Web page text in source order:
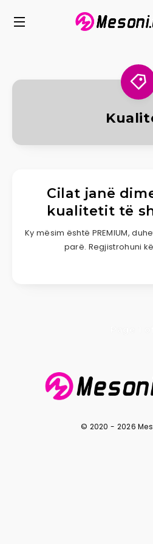
Cilat janë
kualitetit të
Ky mësim është PREMIUM,
parë. Regjistrohuni
© 2020 - 2026